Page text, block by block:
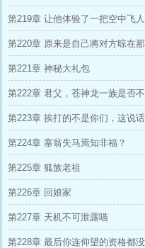
第219章 让他体验了一把空中飞
第220章 原来是自己將对方晾在
第221章 神秘大礼包
第222章 君父，苍神龙一族是否
第223章 挨打的不是你们，这说
第224章 塞翁失马焉知非福？
第225章 狐族老祖
第226章 回娘家
第227章 天机不可泄露喵
第228章 最后你连仰望的资格都没